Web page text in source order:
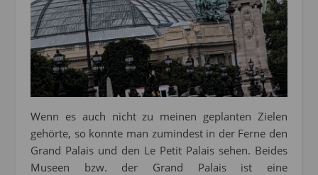
Wenn es auch nicht zu meinen geplanten Zielen
gehörte, so konnte man zumindest in der Ferne den
Grand Palais und den Le Petit Palais sehen. Beides
Museen bzw. der Grand Palais ist eine